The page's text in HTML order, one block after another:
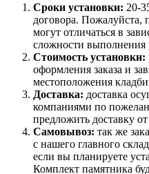
Сроки установки: 20-
договора. Пожалуйста,
могут отличаться в
сложности выполнения
Стоимость установки:
оформления заказа и
местоположения
Доставка: доставка
компаниями по
предложить доставку
Самовывоз: так же
с нашего главного
если вы планируете
Комплект памятника